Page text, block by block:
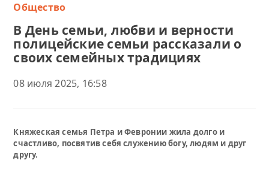
Общество
В День семьи, любви и верности
полицейские семьи рассказали о
своих семейных традициях
08 июля 2025, 16:58
Княжеская семья Петра и Февронии жила долго и
счастливо, посвятив себя служению богу, людям и друг
другу.